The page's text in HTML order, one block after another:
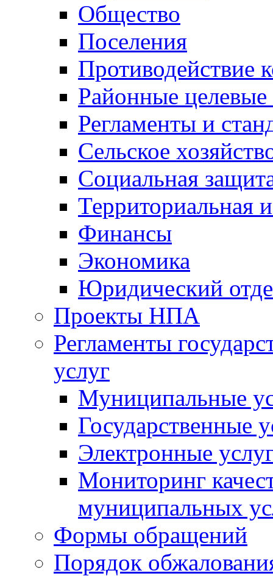
Общество
Поселения
Противодействие
Районные
Регламенты и
Сельское
Социальная
Территориальная
Финансы
Экономика
Юридический
Проекты НПА
Регламенты
услуг
Муниципальные
Государственные
Электронные
Мониторинг
муниципальных
Формы обращений
Порядок